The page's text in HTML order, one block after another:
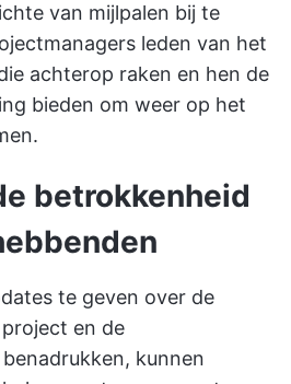
van mijlpalen bij te
leden van het
achterop raken en hen de
bieden om weer op het
betrokkenheid
te geven over de
en de
kunnen